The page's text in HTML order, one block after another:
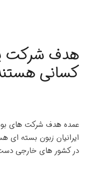
هدف شرکت
کسانی
عمده هدف شرکت های
ایرانیان زبون بسته ای
در کشور های خارجی